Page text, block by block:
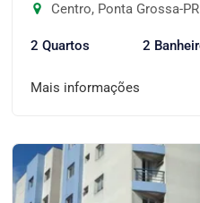
Centro, Ponta Grossa-PR
2 Quartos 2
Mais informações